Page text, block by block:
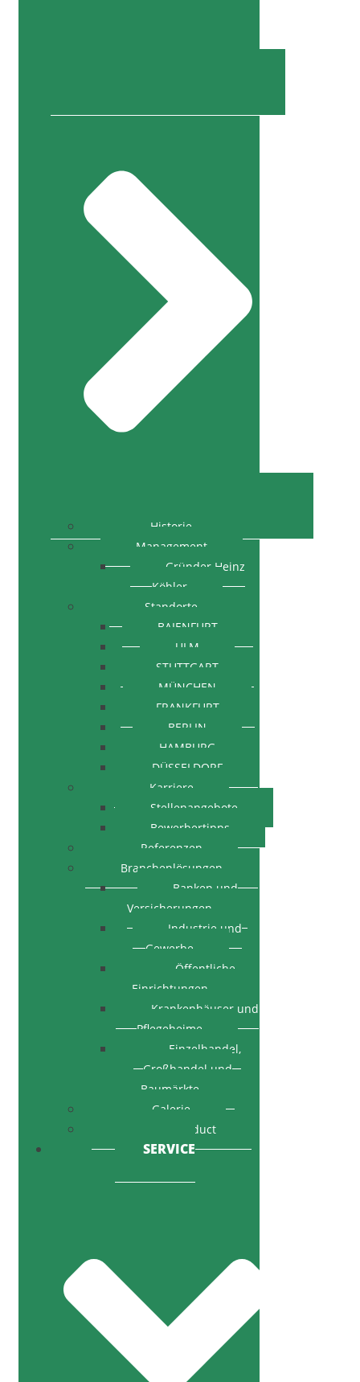
Historie
Management
Gründer Heinz
Köhler
Standorte
BAIENFURT
ULM
STUTTGART
MÜNCHEN
FRANKFURT
BERLIN
HAMBURG
DÜSSELDORF
Karriere
Stellenangebote
Bewerbertipps
Referenzen
Branchenlösungen
Banken und
Versicherungen
Industrie und
Gewerbe
Öffentliche
Einrichtungen
Krankenhäuser und
Pflegeheime
Einzelhandel,
Großhandel und
Baumärkte
Galerie
Code of Conduct
SERVICE